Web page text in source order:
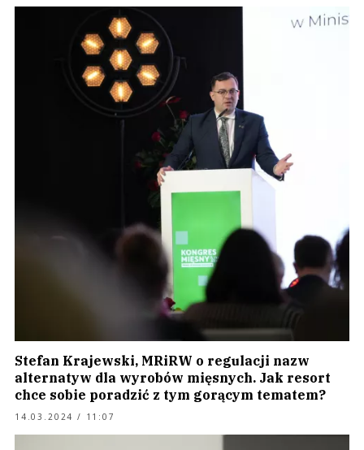
Stefan Krajewski, MRiRW o regulacji nazw
alternatyw dla wyrobów mięsnych. Jak resort
chce sobie poradzić z tym gorącym tematem?
14.03.2024 / 11:07